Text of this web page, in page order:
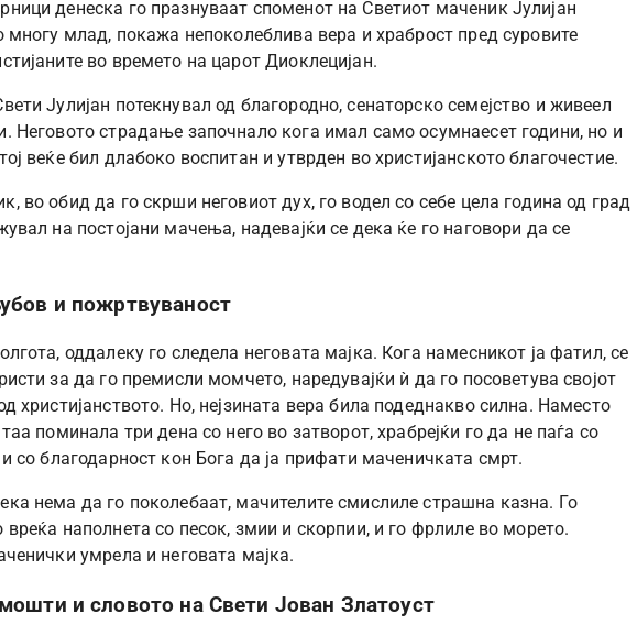
денеска го празнуваат споменот на Светиот маченик Јулијан
многу млад, покажа непоколеблива вера и храброст пред суровите
во времето на царот Диоклецијан.
Јулијан потекнувал од благородно, сенаторско семејство и живеел
Неговото страдање започнало кога имал само осумнаесет години, но и
веќе бил длабоко воспитан и утврден во христијанското благочестие.
во обид да го скрши неговиот дух, го водел со себе цела година од град
на постојани мачења, надевајќи се дека ќе го наговори да се
и пожртвуваност
оддалеку го следела неговата мајка. Кога намесникот ја фатил, се
за да го премисли момчето, наредувајќи ѝ да го посоветува својот
христијанството. Но, нејзината вера била подеднакво силна. Наместо
поминала три дена со него во затворот, храбрејќи го да не паѓа со
со благодарност кон Бога да ја прифати маченичката смрт.
нема да го поколебаат, мачителите смислиле страшна казна. Го
вреќа наполнета со песок, змии и скорпии, и го фрлиле во морето.
умрела и неговата мајка.
и словото на Свети Јован Златоуст